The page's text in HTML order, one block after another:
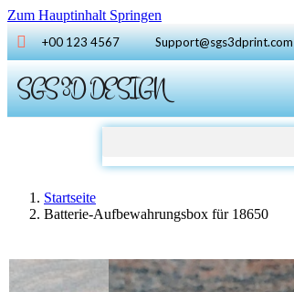
Zum Hauptinhalt Springen
+00 123 4567 Support@sgs3dprint.com
SGS 3D DESIGN
Startseite
Batterie-Aufbewahrungsbox für 18650